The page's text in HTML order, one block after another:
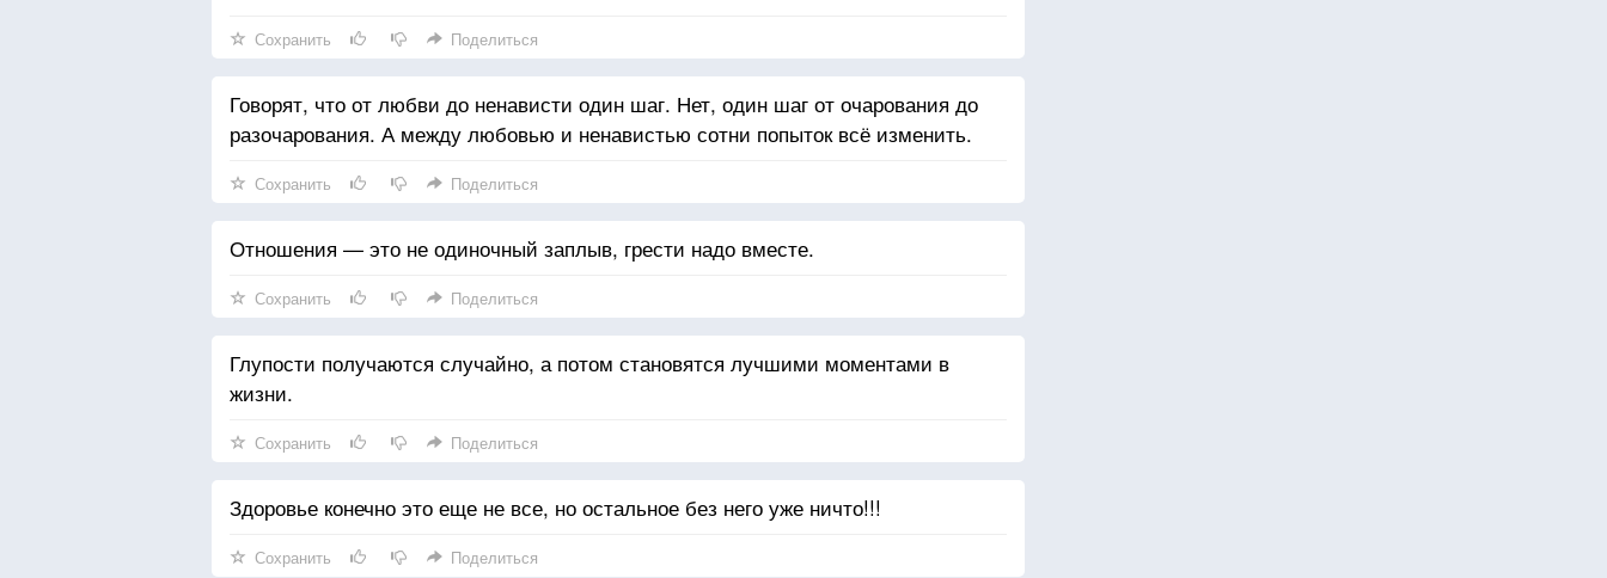
Сохранить Поделиться
Говорят, что от любви до ненависти один шаг. Нет, один шаг от очарования до
разочарования. А между любовью и ненавистью сотни попыток всё изменить.
Сохранить Поделиться
Отношения — это не одиночный заплыв, грести надо вместе.
Сохранить Поделиться
Глупости получаются случайно, а потом становятся лучшими моментами в
жизни.
Сохранить Поделиться
Здоровье конечно это еще не все, но остальное без него уже ничто!!!
Сохранить Поделиться